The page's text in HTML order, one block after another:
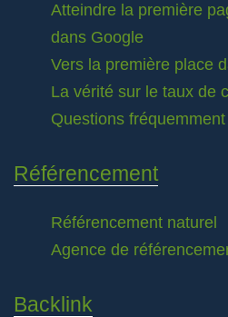
Atteindre la première
dans Google
Vers la première place
La vérité sur le taux de
Questions
Référencement
Référencement naturel
Agence de
Backlink